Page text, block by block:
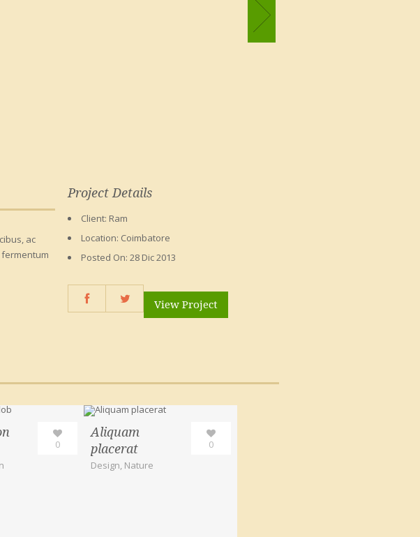
ac
Project Details
Client: Ram
Location: Coimbatore
Posted On:28 Dic 2013
View Project
0
Aliquam
placerat
Design, Nature
0